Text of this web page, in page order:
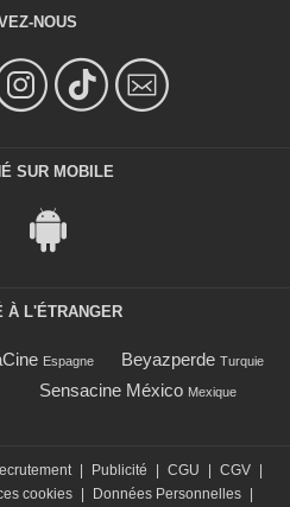
NOUS
SUR MOBILE
À L'ÉTRANGER
Espagne Beyazperde Turquie
Sensacine México Mexique
| Publicité | CGU | CGV |
cookies | Données Personnelles |